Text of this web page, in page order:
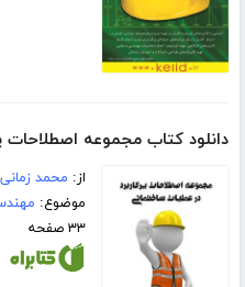
دانلود کتاب مجموعه اصطلاحات
از: محمد زمانی
موضوع:
۳۳ صفحه